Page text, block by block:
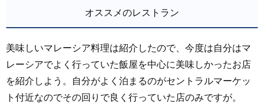
オススメのレストラン
美味しいマレーシア料理は紹介したので、今度は自分はマ
レーシアでよく行っていた飯屋を中心に美味しかったお店
を紹介しよう。自分がよく泊まるのがセントラルマーケッ
ト付近なのでその回りで良く行っていた店のみですが。